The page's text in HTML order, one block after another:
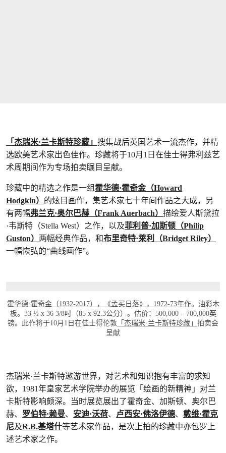
「杰瑞米·兰卡斯特珍藏」 搜集战后英国艺术一流杰作，并精
选欧美艺术家出色佳作。珍藏将于10月1日在佳士得弗利兹艺
术周期间作为专场拍卖瞩目呈献。
珍藏中的精选之作是一组霍华德·霍奇金（Howard
Hodgkin） 的炫目画作，集艺术家七十年间作品之大成，另
有两幅弗兰克·奥尔巴赫（Frank Auerbach） 描绘爱人斯黛拉
·韦斯特（Stella West）之作，以及菲利普·加斯顿（Philip
Guston） 两幅经典作品，和布里奇特·莱利（Bridget Riley）
一幅恢弘的“曲线画作”。
霍华德·霍奇金（1932-2017），《孟买日落》，1972-73年作。油彩木
板。33 ½ x 36 3/8吋（85 x 92.3公分）。估价：500,000 – 700,000英
镑。此作将于10月1日在佳士得伦敦 「杰瑞米·兰卡斯特珍藏」 拍卖会
呈献
杰瑞米·兰卡斯特遨游世界，对艺术和知识抱有丰富的求知
欲，1981年皇家艺术学院举办的展览「绘画的新精神」对兰
卡斯特影响颇深。当时展览展出了霍奇金、加斯顿、奥尔巴
赫、 罗伯特·赖曼、 安迪·沃荷、 卢西安·佛洛伊德、 戴维·霍克
尼及R.B.基塔什等艺术家作品，是次上拍的珍藏中亦包罗上
述艺术家之作。